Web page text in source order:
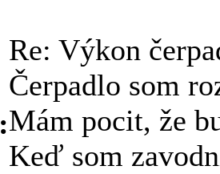
Re: Výkon
Čerpadlo som
Mám pocit, že
Keď som